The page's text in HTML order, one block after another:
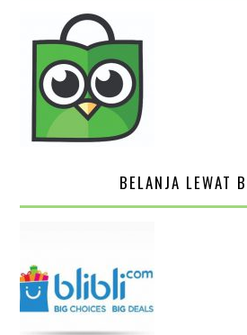
BELANJA LEWAT